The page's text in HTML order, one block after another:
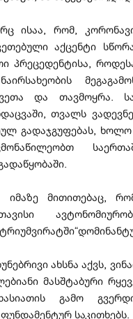
ისაა, რომ,
აქცენტი
პრეცედენტისა,
და თავმოყრა.
თვალს
გადაჯგუფებას,
იმაზე მითითებაც,
ახსნა აქვს,
მასშტაბური
გამო
საკითხებს.